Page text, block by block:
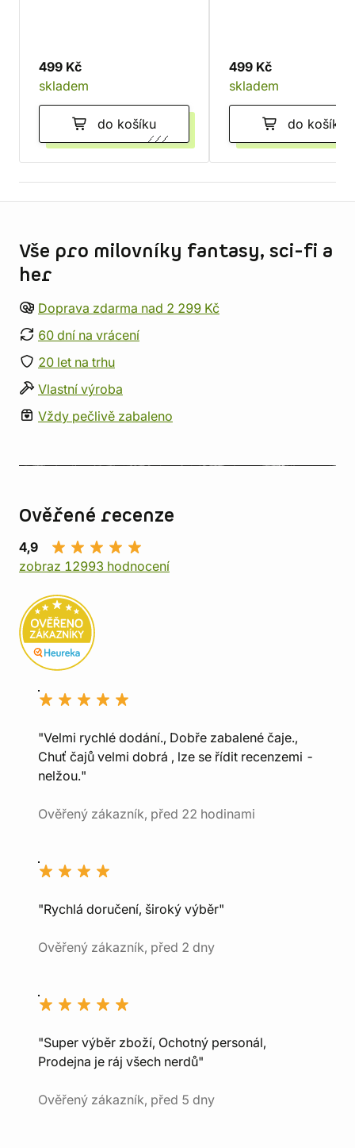
499 Kč
skladem
do košíku
499 Kč
skladem
do košíku
Vše pro milovníky fantasy, sci-fi a
her
Doprava zdarma nad 2 299 Kč
60 dní na vrácení
20 let na trhu
Vlastní výroba
Vždy pečlivě zabaleno
Ověřené recenze
4,9
zobraz 12993 hodnocení
"Velmi rychlé dodání., Dobře zabalené čaje.,
Chuť čajů velmi dobrá , lze se řídit recenzemi -
nelžou."
Ověřený zákazník, před 22 hodinami
"Rychlá doručení, široký výběr"
Ověřený zákazník, před 2 dny
"Super výběr zboží, Ochotný personál,
Prodejna je ráj všech nerdů"
Ověřený zákazník, před 5 dny